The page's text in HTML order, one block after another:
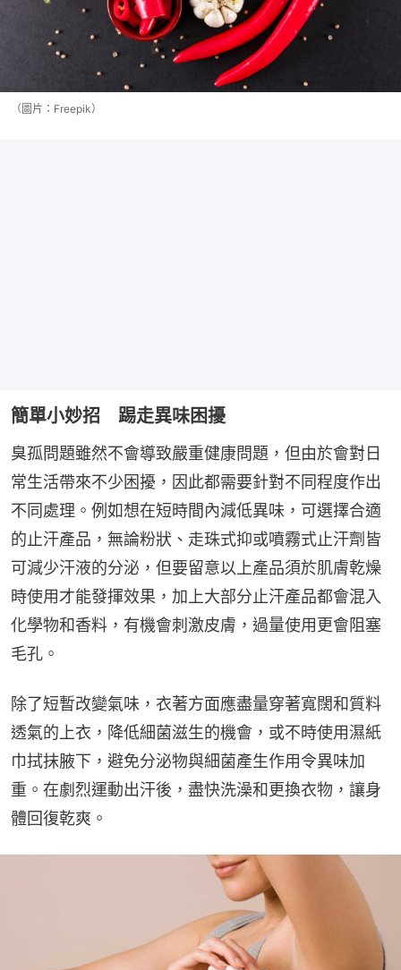
（圖片：Freepik）
簡單小妙招 踢走異味困擾
臭孤問題雖然不會導致嚴重健康問題，但由於會對日
常生活帶來不少困擾，因此都需要針對不同程度作出
不同處理。例如想在短時間內減低異味，可選擇合適
的止汗產品，無論粉狀、走珠式抑或噴霧式止汗劑皆
可減少汗液的分泌，但要留意以上產品須於肌膚乾燥
時使用才能發揮效果，加上大部分止汗產品都會混入
化學物和香料，有機會刺激皮膚，過量使用更會阻塞
毛孔。
除了短暫改變氣味，衣著方面應盡量穿著寬闊和質料
透氣的上衣，降低細菌滋生的機會，或不時使用濕紙
巾拭抹腋下，避免分泌物與細菌產生作用令異味加
重。在劇烈運動出汗後，盡快洗澡和更換衣物，讓身
體回復乾爽。